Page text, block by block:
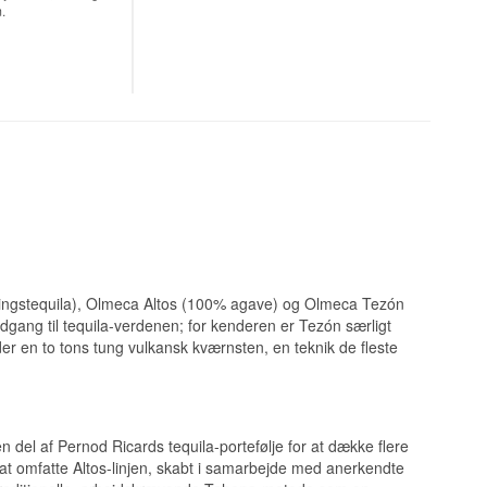
med tequila i
Competition
samt et
Margarita.
og aftappet
citrusnoter.
Olmeca Altos (100% agave) og Olmeca Tezón
til tequila-verdenen; for kenderen er Tezón særligt
en to tons tung vulkansk kværnsten, en teknik de fleste
del af Pernod Ricards tequila-portefølje for at dække flere
omfatte Altos-linjen, skabt i samarbejde med anerkendte